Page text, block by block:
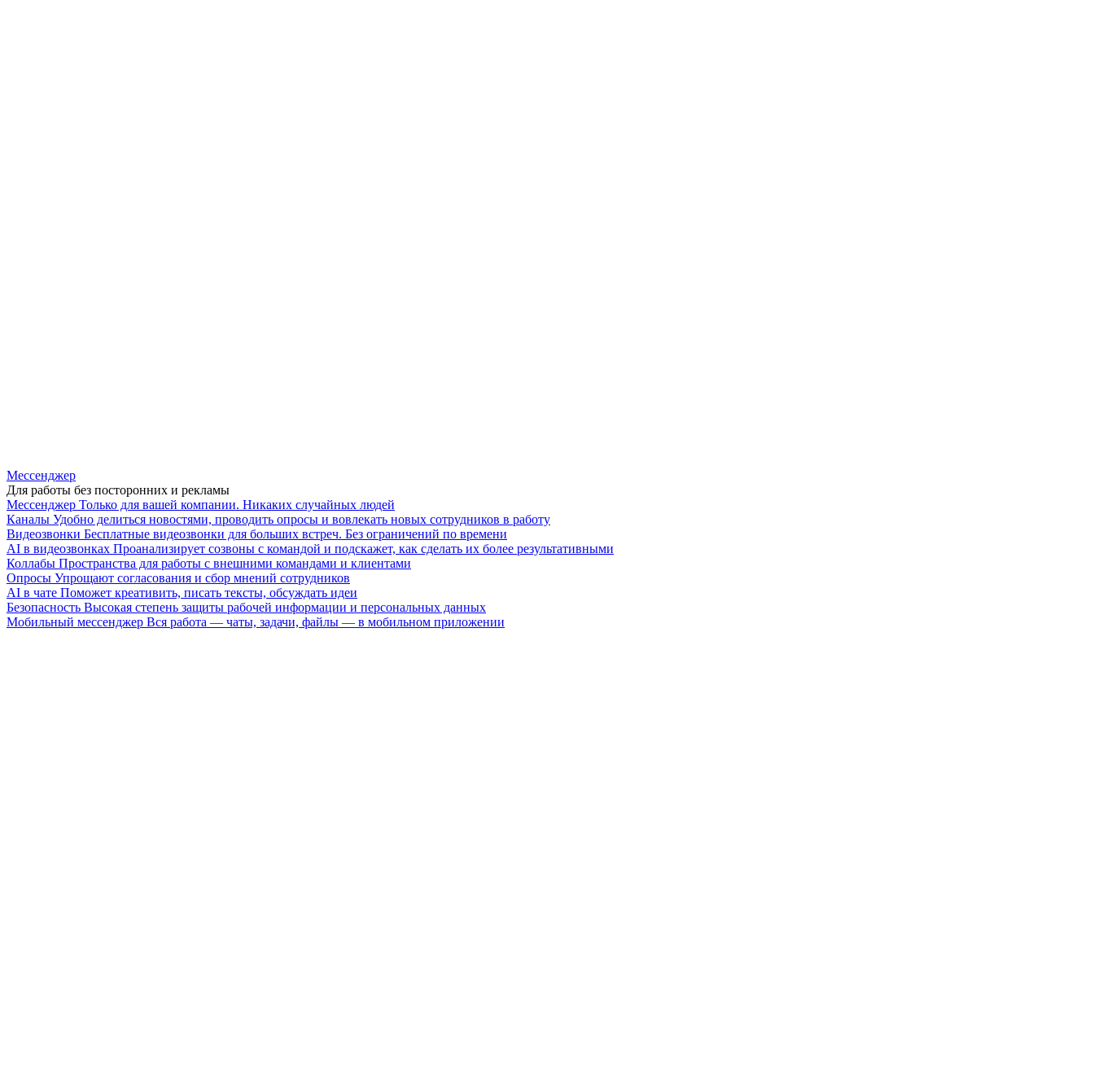
Мессенджер
Для работы без посторонних и рекламы
Мессенджер Только для вашей компании. Никаких случайных людей
Каналы Удобно делиться новостями, проводить опросы и вовлекать новых сотрудников в работу
Видеозвонки Бесплатные видеозвонки для больших встреч. Без ограничений по времени
AI в видеозвонках Проанализирует созвоны с командой и подскажет, как сделать их более результативными
Коллабы Пространства для работы с внешними командами и клиентами
Опросы Упрощают согласования и сбор мнений сотрудников
AI в чате Поможет креативить, писать тексты, обсуждать идеи
Безопасность Высокая степень защиты рабочей информации и персональных данных
Мобильный мессенджер Вся работа — чаты, задачи, файлы — в мобильном приложении